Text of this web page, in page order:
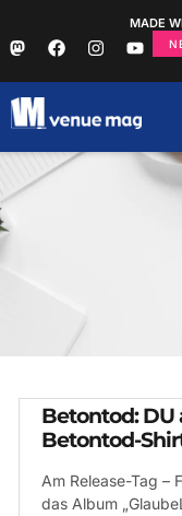
MADE
Betontod: DU
Betontod-
Am Release-Tag –
das Album